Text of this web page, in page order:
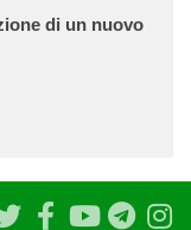
di un nuovo